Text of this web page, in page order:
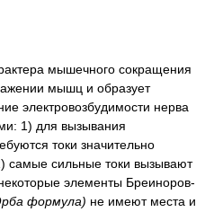
мышечного сокращения
мышц и образует
электровозбудимости нерва
1) для вызывания
токи значительно
самые сильные токи вызывают
элементы Бреиноров-
формула) не имеют места и